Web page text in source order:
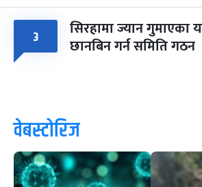
३ सिरहामा ज्यान गुमाएका
छानबिन गर्न समिति गठन
वेबस्टोरिज